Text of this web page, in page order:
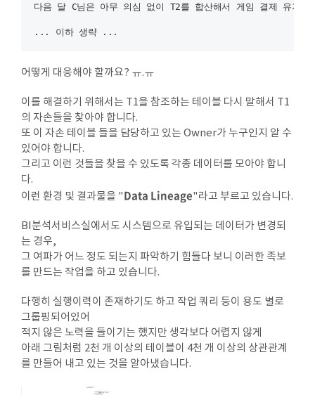
다음 달 C님은 아무 의심 없이 T2를 합산해서 게임 결제 유저
어떻게 대응해야 할까요? ㅠ.ㅠ
이를 해결하기 위해서는 T1을 참조하는 테이블 다시 말해서 T1
의 자손들을 찾아야 합니다.
또 이 자손 테이블 들을 담당하고 있는 Owner가 누구인지 알 수
있어야 합니다.
그리고 이런 것들을 찾을 수 있도록 각종 데이터를 모아야 합니
다.
이런 환경 및 결과물을 "Data Lineage"라고 부르고 있습니다.
​BI분석서비스실에서도 시스템으로 유입되는 데이터가 변경되
는 경우,
그 여파가 어느 정도 되는지 파악하기 힘들다 보니 이러한 족보
를 만드는 작업을 하고 있습니다.
다행히 실행이력이 존재하기도 하고 작업 쿼리 등이 용도 별로
그룹핑되어있어
적지 않은 노력을 들이기는 했지만 생각보다 어렵지 않게
아래 그림처럼 2천 개 이상의 테이블이 4천 개 이상의 상관관계
를 만들어 내고 있는 것을 알아냈습니다.